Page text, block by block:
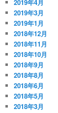
2019年4月
2019年3月
2019年1月
2018年12月
2018年11月
2018年10月
2018年9月
2018年8月
2018年6月
2018年5月
2018年3月